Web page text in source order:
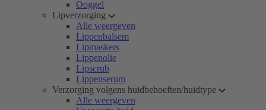
Ooggel
Lipverzorging
Alle weergeven
Lippenbalsem
Lipmaskers
Lippenolie
Lipscrub
Lippenserum
Verzorging volgens huidbehoeften/huidtype
Alle weergeven